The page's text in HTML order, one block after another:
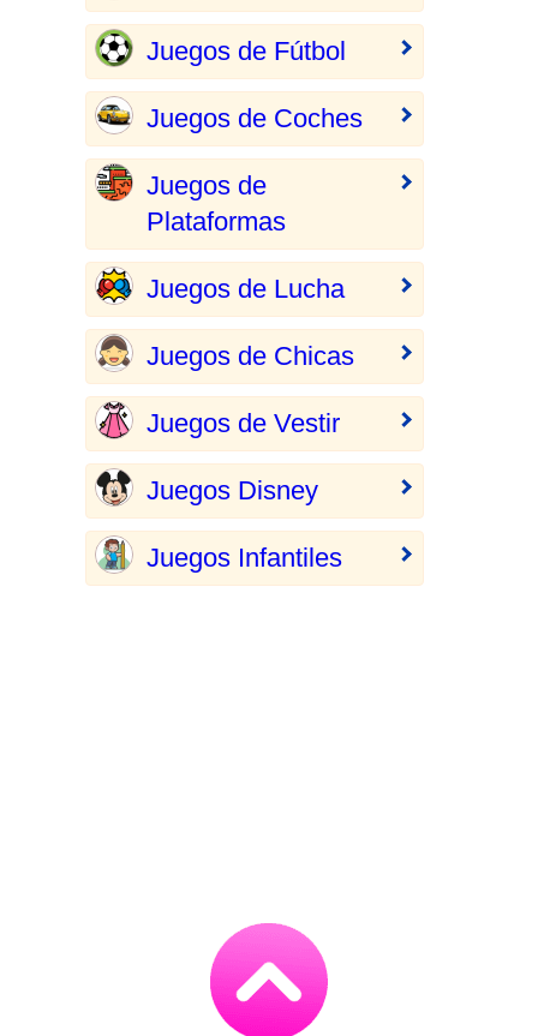
Juegos de Fútbol
Juegos de Coches
Juegos de
Plataformas
Juegos de Lucha
Juegos de Chicas
Juegos de Vestir
Juegos Disney
Juegos Infantiles